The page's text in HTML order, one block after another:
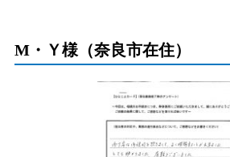
M・Ｙ様（奈良市在住）